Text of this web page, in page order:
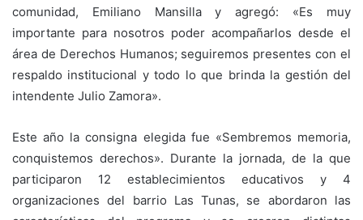
comunidad, Emiliano Mansilla y agregó: «Es muy
importante para nosotros poder acompañarlos desde el
área de Derechos Humanos; seguiremos presentes con el
respaldo institucional y todo lo que brinda la gestión del
intendente Julio Zamora».
Este año la consigna elegida fue «Sembremos memoria,
conquistemos derechos». Durante la jornada, de la que
participaron 12 establecimientos educativos y 4
organizaciones del barrio Las Tunas, se abordaron las